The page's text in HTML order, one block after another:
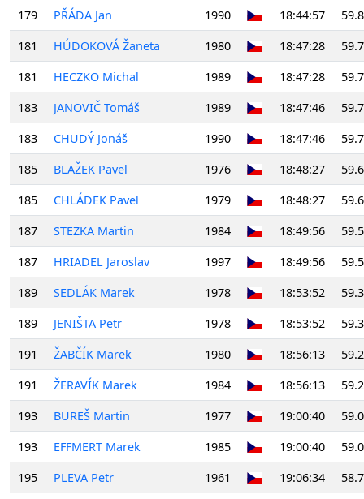
179 PŘÁDA Jan 1990 18:44:57
181
HÚDOKOVÁ Žaneta 1980 18:47:28
181
HECZKO Michal 1989 18:47:28
183
JANOVIČ Tomáš 1989 18:47:46
183
CHUDÝ Jonáš 1990 18:47:46
185
BLAŽEK Pavel 1976 18:48:27
185
CHLÁDEK Pavel 1979 18:48:27
187
STEZKA Martin 1984 18:49:56
187
HRIADEL Jaroslav 1997 18:49:56
189
SEDLÁK Marek 1978 18:53:52
189
JENIŠTA Petr 1978 18:53:52
191
ŽABČÍK Marek 1980 18:56:13
191
ŽERAVÍK Marek 1984 18:56:13
193
BUREŠ Martin 1977 19:00:40
193
EFFMERT Marek 1985 19:00:40
195
PLEVA Petr 1961 19:06:34